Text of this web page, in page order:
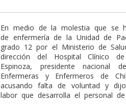
En medio de la molestia que se
de enfermería de la Unidad de
grado 12 por el Ministerio de
dirección del Hospital Clínico
Espinoza, presidente nacional
Enfermeras y Enfermeros de
acusando falta de voluntad y
labor que desarrolla el personal